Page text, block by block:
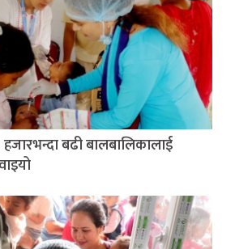
बढी बालबालिकालाई